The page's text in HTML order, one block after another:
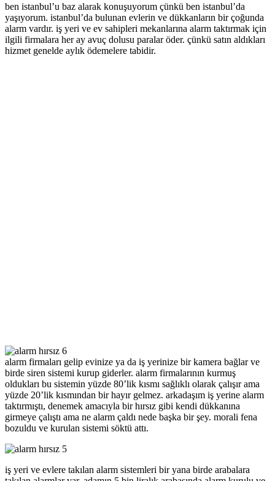
ben istanbul’u baz alarak konuşuyorum çünkü ben istanbul’da
yaşıyorum. istanbul’da bulunan evlerin ve dükkanların bir çoğunda
alarm vardır. iş yeri ve ev sahipleri mekanlarına alarm taktırmak için
ilgili firmalara her ay avuç dolusu paralar öder. çünkü satın aldıkları
hizmet genelde aylık ödemelere tabidir.
alarm firmaları gelip evinize ya da iş yerinize bir kamera bağlar ve
birde siren sistemi kurup giderler. alarm firmalarının kurmuş
oldukları bu sistemin yüzde 80’lik kısmı sağlıklı olarak çalışır ama
yüzde 20’lik kısmından bir hayır gelmez. arkadaşım iş yerine alarm
taktırmıştı, denemek amacıyla bir hırsız gibi kendi dükkanına
girmeye çalıştı ama ne alarm çaldı nede başka bir şey. morali fena
bozuldu ve kurulan sistemi söktü attı.
iş yeri ve evlere takılan alarm sistemleri bir yana birde arabalara